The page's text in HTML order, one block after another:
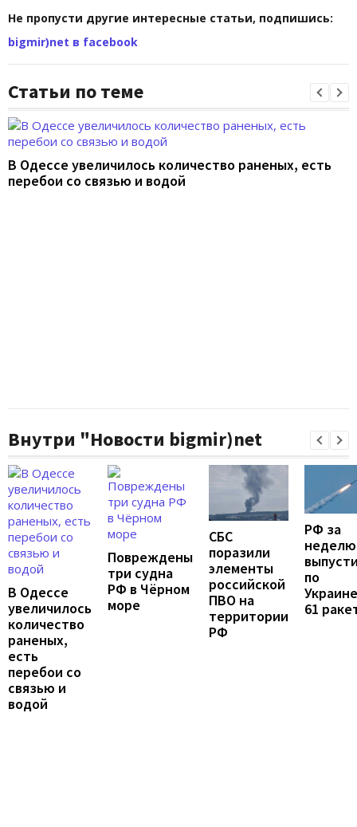
Не пропусти другие интересные статьи, подпишись:
bigmir)net в facebook
Статьи по теме
В Одессе увеличилось количество раненых, есть
перебои со связью и водой
Внутри "Новости bigmir)net
В Одессе
увеличилось
количество
раненых,
есть
перебои со
связью и
водой
Повреждены
три судна
РФ в Чёрном
море
СБС
поразили
элементы
российской
ПВО на
территории
РФ
РФ за
неделю
по
Украине
61